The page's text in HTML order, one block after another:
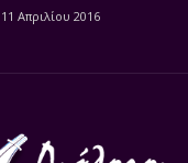
11 Απριλίου 2016